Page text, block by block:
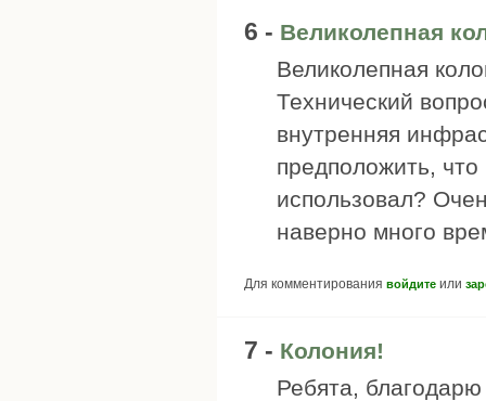
6 - Великолепная
Великолепная
Технический
внутренняя
предположить,
использовал?
наверно много
Для комментирования войдите или
7 - Колония!
Ребята,